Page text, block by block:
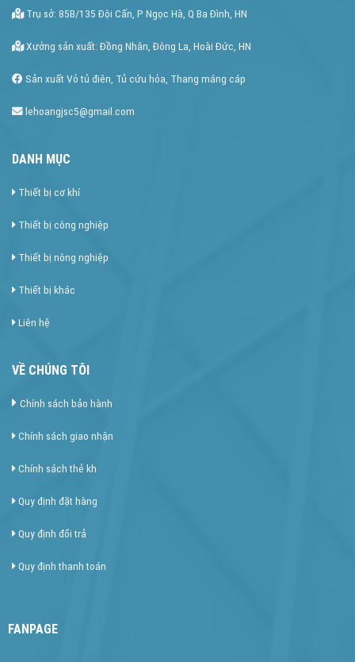
Trụ sở: 85B/135 Đội Cấn, P Ngọc Hà, Q Ba Đình, HN
Xưởng sản xuất: Đồng Nhân, Đông La, Hoài Đức, HN
Sản xuất Vỏ tủ điên, Tủ cứu hỏa, Thang máng cáp
lehoangjsc5@gmail.com
DANH MỤC
Thiết bị cơ khí
Thiết bị công nghiệp
Thiết bị nông nghiệp
Thiết bị khác
Liên hệ
VỀ CHÚNG TÔI
Chính sách bảo hành
Chính sách giao nhận
Chính sách thẻ kh
Quy định đặt hàng
Quy định đổi trả
Quy định thanh toán
FANPAGE